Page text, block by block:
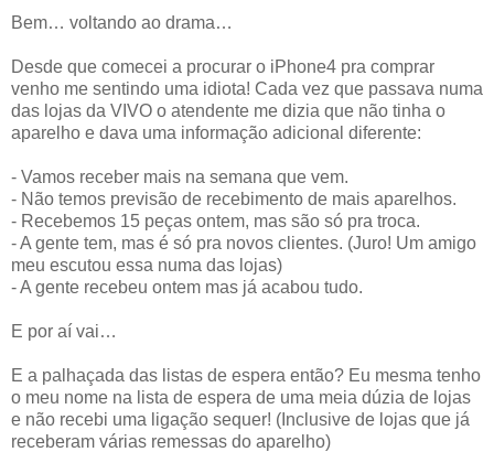
Bem… voltando ao drama…
Desde que comecei a procurar o iPhone4 pra comprar
venho me sentindo uma idiota! Cada vez que passava numa
das lojas da VIVO o atendente me dizia que não tinha o
aparelho e dava uma informação adicional diferente:
- Vamos receber mais na semana que vem.
- Não temos previsão de recebimento de mais aparelhos.
- Recebemos 15 peças ontem, mas são só pra troca.
- A gente tem, mas é só pra novos clientes. (Juro! Um amigo
meu escutou essa numa das lojas)
- A gente recebeu ontem mas já acabou tudo.
E por aí vai…
E a palhaçada das listas de espera então? Eu mesma tenho
o meu nome na lista de espera de uma meia dúzia de lojas
e não recebi uma ligação sequer! (Inclusive de lojas que já
receberam várias remessas do aparelho)